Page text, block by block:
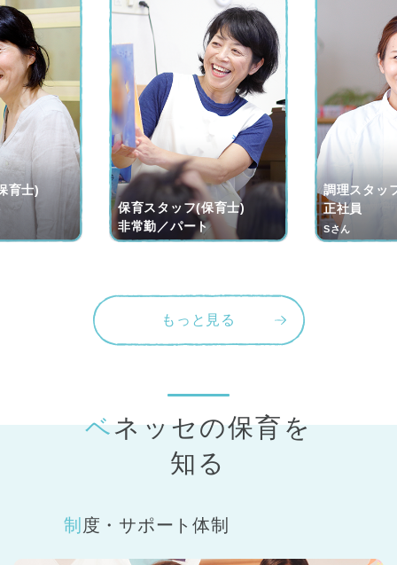
育士)
保育スタッフ(保育士)
非常勤／パート
調理スタッ
正社員
Sさん
もっと見る
ベネッセの保育を
知る
制度・サポート体制